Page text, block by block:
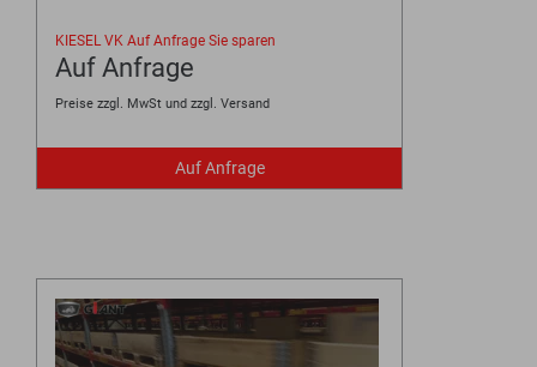
KIESEL VK Auf Anfrage Sie sparen
Auf Anfrage
Preise zzgl. MwSt und zzgl. Versand
Auf Anfrage